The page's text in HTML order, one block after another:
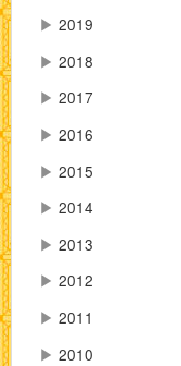
▶ 2019
▶ 2018
▶ 2017
▶ 2016
▶ 2015
▶ 2014
▶ 2013
▶ 2012
▶ 2011
▶ 2010